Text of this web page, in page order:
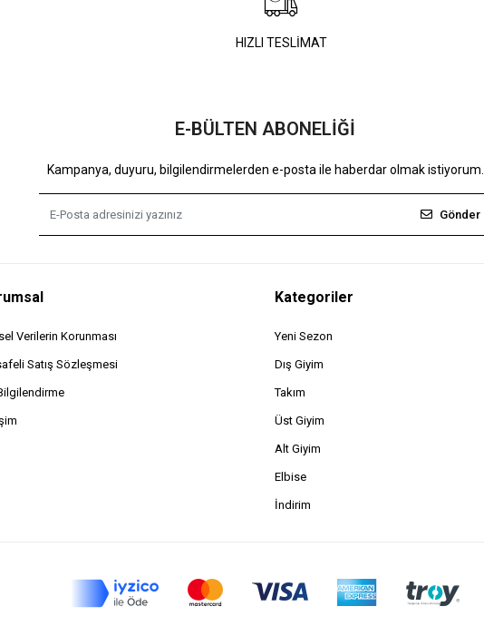
HIZLI TESLİMAT
E-BÜLTEN ABONELİĞİ
Kampanya, duyuru, bilgilendirmelerden e-posta ile haberdar olmak istiyorum.
Gönder
Verilerin Korunması
Satış Sözleşmesi
Kategoriler
Yeni Sezon
Dış Giyim
Takım
Üst Giyim
Alt Giyim
Elbise
İndirim